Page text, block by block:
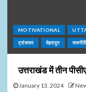
MOTIVATIONAL
ट्रांसफर देहरादून
उत्तराखंड में तीन
January 13, 2024